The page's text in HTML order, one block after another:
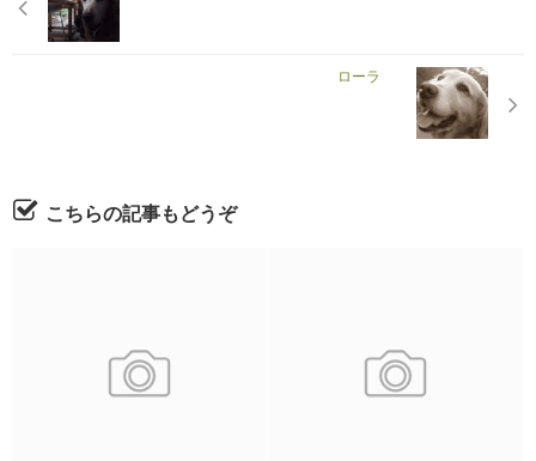
ローラ
こちらの記事もどうぞ